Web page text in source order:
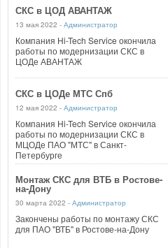
СКС в ЦОД АВАНТАЖ
13 мая 2022 - Администратор
Компания Hi-Tech Service окончила
работы по модернизации СКС в
ЦОДе АВАНТАЖ
СКС в ЦОДе МТС Спб
12 мая 2022 - Администратор
Компания Hi-Tech Service окончила
работы по модернизации СКС в
МЦОДе ПАО "МТС" в Санкт-
Петербурге
Монтаж СКС для ВТБ в Ростове-
на-Дону
30 марта 2022 - Администратор
Закончены работы по монтажу СКС
для ПАО "ВТБ" в Ростове-на-Дону